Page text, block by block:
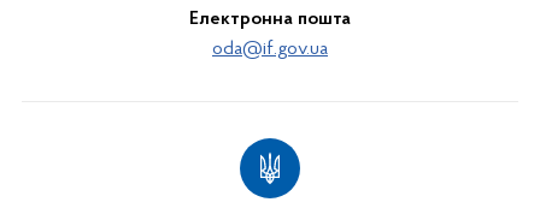
Електронна пошта
oda@if.gov.ua